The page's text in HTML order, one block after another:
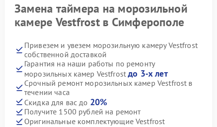
Замена таймера на морозильной
камере Vestfrost в Симферополе
Привезем и увезем морозильную камеру Vestfrost
собственной доставкой
Гарантия на наши работы по ремонту
морозильных камер Vestfrostдо 3-х лет
Срочный ремонт морозильных камер Vestfrost в
течении часа
Скидка для вас до 20%
Получите 1500 рублей на ремонт
Оригинальные комплектующие Vestfrost